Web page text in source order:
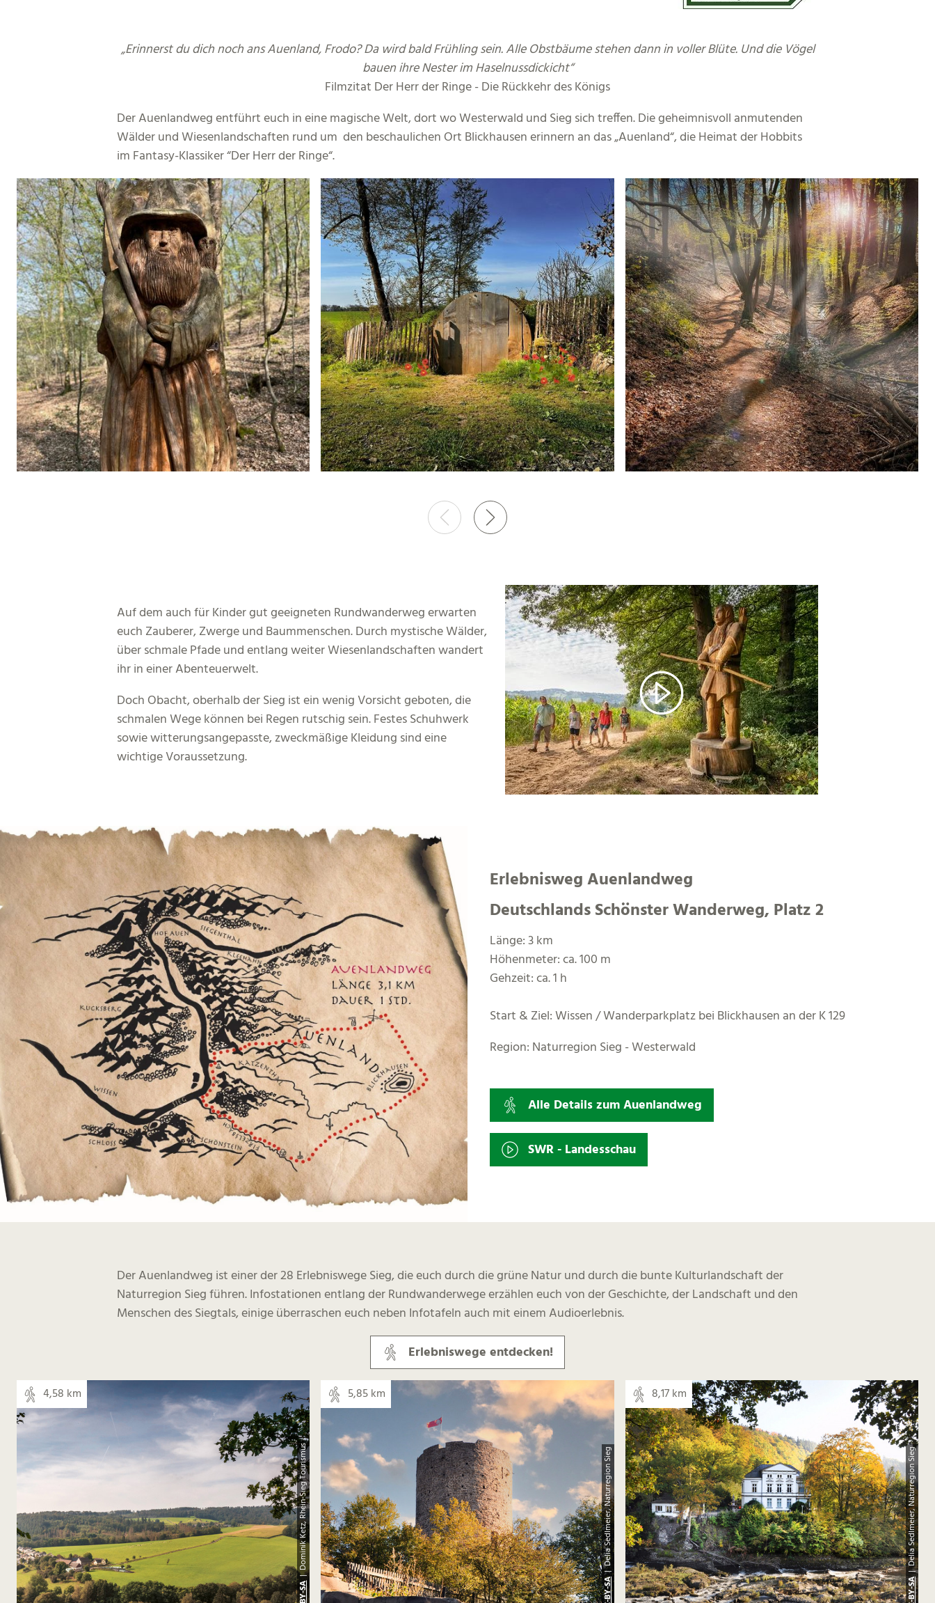
„Erinnerst du dich noch ans Auenland, Frodo? Da wird bald Frühling sein. Alle Obstbäume stehen dann in voller Blüte. Und die Vögel
bauen ihre Nester im Haselnussdickicht“
Filmzitat Der Herr der Ringe - Die Rückkehr des Königs
Der Auenlandweg entführt euch in eine magische Welt, dort wo Westerwald und Sieg sich treffen. Die geheimnisvoll anmutenden
Wälder und Wiesenlandschaften rund um den beschaulichen Ort Blickhausen erinnern an das „Auenland“, die Heimat der Hobbits
im Fantasy-Klassiker “Der Herr der Ringe“.
Auf dem auch für Kinder gut geeigneten Rundwanderweg erwarten
euch Zauberer, Zwerge und Baummenschen. Durch mystische Wälder,
über schmale Pfade und entlang weiter Wiesenlandschaften wandert
ihr in einer Abenteuerwelt.
Doch Obacht, oberhalb der Sieg ist ein wenig Vorsicht geboten, die
schmalen Wege können bei Regen rutschig sein. Festes Schuhwerk
sowie witterungsangepasste, zweckmäßige Kleidung sind eine
wichtige Voraussetzung.
Erlebnisweg Auenlandweg
Deutschlands Schönster Wanderweg, Platz 2
Länge: 3 km
Höhenmeter: ca. 100 m
Gehzeit: ca. 1 h
Start & Ziel: Wissen / Wanderparkplatz bei Blickhausen an der K 129
Region: Naturregion Sieg - Westerwald
Alle Details zum Auenlandweg
SWR - Landesschau
Der Auenlandweg ist einer der 28 Erlebniswege Sieg, die euch durch die grüne Natur und durch die bunte Kulturlandschaft der
Naturregion Sieg führen. Infostationen entlang der Rundwanderwege erzählen euch von der Geschichte, der Landschaft und den
Menschen des Siegtals, einige überraschen euch neben Infotafeln auch mit einem Audioerlebnis.
Erlebniswege entdecken!
4,58 km
| Dominik Ketz, Rhein-Sieg Tourismus
5,85 km
CC-BY-SA
| Delia Sedlmeier, Naturregion Sieg
8,17 km
CC-BY-SA
| Delia Sedlmeier, Naturregion Sieg